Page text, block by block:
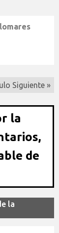
Siguiente »
la
de
la